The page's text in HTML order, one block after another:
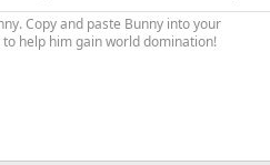
Copy and paste Bunny into your
to help him gain world domination!